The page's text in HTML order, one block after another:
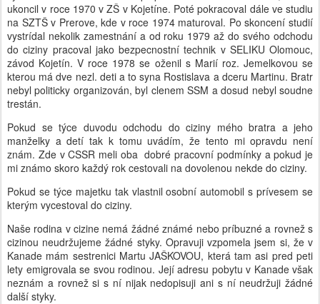
ukoncil v roce 1970 v ZŠ v Kojetíne. Poté pokracoval dále ve studiu
na SZTŠ v Prerove, kde v roce 1974 maturoval. Po skoncení studií
vystrídal nekolik zamestnání a od roku 1979 až do svého odchodu
do ciziny pracoval jako bezpecnostní technik v SELIKU Olomouc,
závod Kojetín. V roce 1978 se oženil s Marií roz. Jemelkovou se
kterou má dve nezl. deti a to syna Rostislava a dceru Martinu. Bratr
nebyl politicky organizován, byl clenem SSM a dosud nebyl soudne
trestán.
Pokud se týce duvodu odchodu do ciziny mého bratra a jeho
manželky a detí tak k tomu uvádím, že tento mi opravdu není
znám. Zde v CSSR meli oba dobré pracovní podmínky a pokud je
mi známo skoro každý rok cestovali na dovolenou nekde do ciziny.
Pokud se týce majetku tak vlastnil osobní automobil s prívesem se
kterým vycestoval do ciziny.
Naše rodina v cizine nemá žádné známé nebo príbuzné a rovnež s
cizinou neudržujeme žádné styky. Opravuji vzpomela jsem si, že v
Kanade mám sestrenici Martu JAŠKOVOU, která tam asi pred peti
lety emigrovala se svou rodinou. Její adresu pobytu v Kanade však
neznám a rovnež si s ní nijak nedopisuji ani s ní neudržuji žádné
další styky.